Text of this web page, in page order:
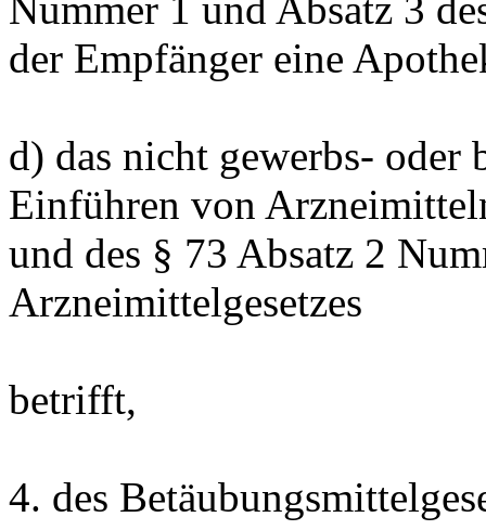
der Empfänger eine
d) das nicht gewerbs- oder
Einführen von
und des § 73 Absatz 2
Arzneimittelgesetzes
betrifft,
4. des